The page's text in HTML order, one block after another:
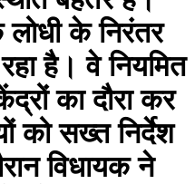
के निरंतर
है। वे नियमित
का दौरा कर
को सख्त निर्देश
विधायक ने